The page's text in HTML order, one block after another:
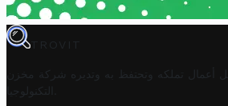
TROVIT
أعمال تملكه وتحتفظ به وتديره
شركة مخزن
التكنولوجيا